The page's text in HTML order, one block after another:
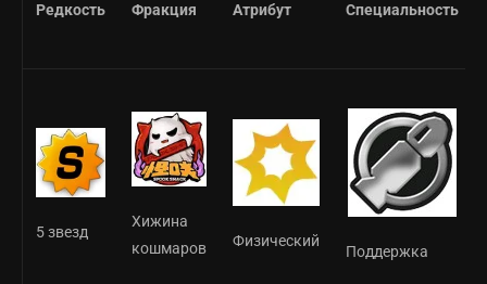
Редкость Фракция Атрибут Специальность
5 звезд
Хижина
кошмаров
Физический
Поддержка